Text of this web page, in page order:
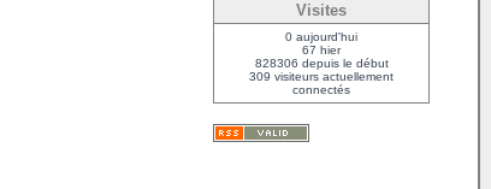
Visites
0 aujourd'hui
67 hier
828306 depuis le début
309 visiteurs actuellement
connectés